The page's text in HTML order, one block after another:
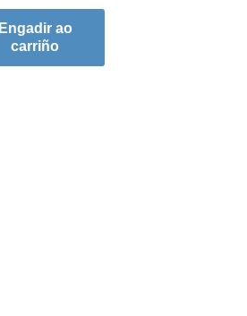
Engadir ao
carriño